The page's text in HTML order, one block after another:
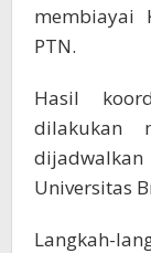
membiayai
PTN.
Hasil
dilakukan
Universitas
Langkah-